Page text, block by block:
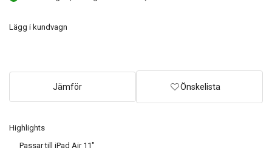
Highlights
Passar till iPad Air 11"
Lägg i kundvagn
Jämför Önskelista